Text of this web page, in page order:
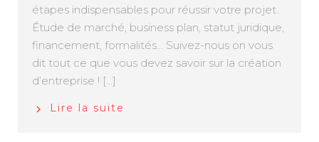
étapes indispensables pour réussir votre projet.
Étude de marché, business plan, statut juridique,
financement, formalités… Suivez-nous on vous
dit tout ce que vous devez savoir sur la création
d’entreprise ! […]
Lire la suite